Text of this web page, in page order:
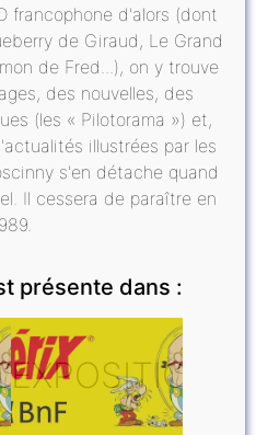
francophone d'alors (dont
de Giraud, Le Grand
de Fred...), on y trouve
des nouvelles, des
(les « Pilotorama ») et,
illustrées par les
s'en détache quand
Il cessera de paraître en
présente dans :
EXPOSITIONS